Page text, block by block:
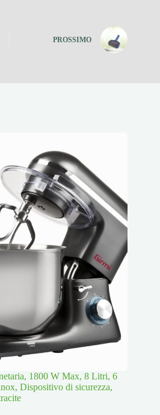
PROSSIMO
1800 W Max, 8 Litri, 6
Dispositivo di sicurezza,